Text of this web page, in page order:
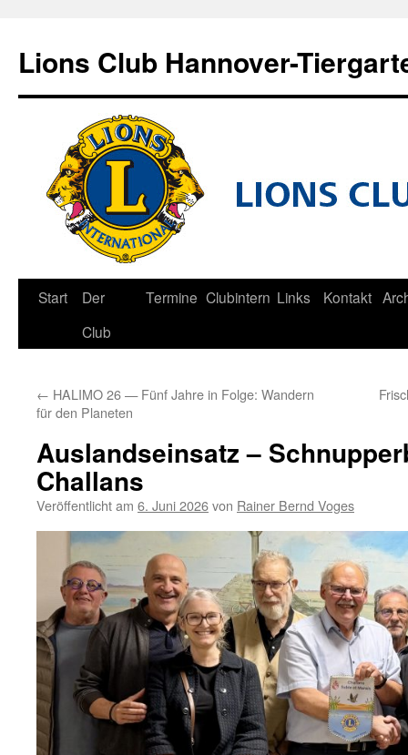
springen
Lions Club Hannover-
Start
Der
Club
Termine Clubintern Links Kontakt
← HALIMO 26 — Fünf Jahre in Folge: Wandern
für den Planeten
Auslandseinsatz –
Challans
Veröffentlicht am 6. Juni 2026von Rainer Bernd Voges